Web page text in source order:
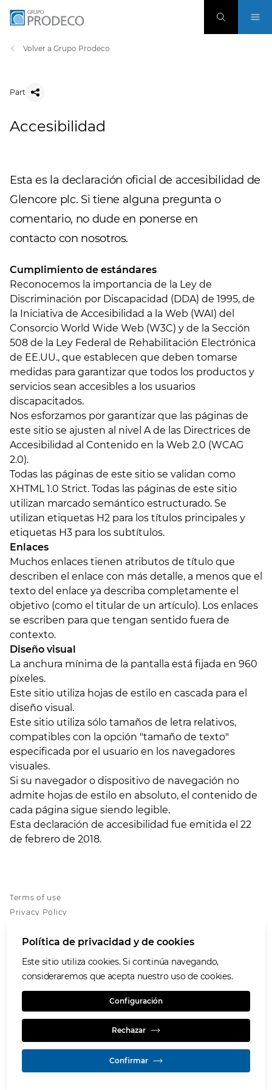
Volver a Grupo Prodeco
Part
Accesibilidad
Esta es la declaración oficial de accesibilidad de
Glencore plc. Si tiene alguna pregunta o
comentario, no dude en ponerse en
contacto con nosotros.
Cumplimiento de estándares
Reconocemos la importancia de la Ley de
Discriminación por Discapacidad (DDA) de 1995, de
la Iniciativa de Accesibilidad a la Web (WAI) del
Consorcio World Wide Web (W3C) y de la Sección
508 de la Ley Federal de Rehabilitación Electrónica
de EE.UU., que establecen que deben tomarse
medidas para garantizar que todos los productos y
servicios sean accesibles a los usuarios
discapacitados.
Nos esforzamos por garantizar que las páginas de
este sitio se ajusten al nivel A de las Directrices de
Accesibilidad al Contenido en la Web 2.0 (WCAG
2.0).
Todas las páginas de este sitio se validan como
XHTML 1.0 Strict. Todas las páginas de este sitio
utilizan marcado semántico estructurado. Se
utilizan etiquetas H2 para los títulos principales y
etiquetas H3 para los subtítulos.
Enlaces
Muchos enlaces tienen atributos de título que
describen el enlace con más detalle, a menos que el
texto del enlace ya describa completamente el
objetivo (como el titular de un artículo). Los enlaces
se escriben para que tengan sentido fuera de
contexto.
Diseño visual
La anchura mínima de la pantalla está fijada en 960
píxeles.
Este sitio utiliza hojas de estilo en cascada para el
diseño visual.
Este sitio utiliza sólo tamaños de letra relativos,
compatibles con la opción "tamaño de texto"
especificada por el usuario en los navegadores
visuales.
Si su navegador o dispositivo de navegación no
admite hojas de estilo en absoluto, el contenido de
cada página sigue siendo legible.
Esta declaración de accesibilidad fue emitida el 22
de febrero de 2018.
Terms of use
Privacy Policy
Accessibility
Grupo Prodeco
Programa de Atención de Inquietudes
Política de privacidad y de cookies
Este sitio utiliza cookies. Si continúa navegando,
consideraremos que acepta nuestro uso de cookies.
Configuración
Rechazar
Confirmar